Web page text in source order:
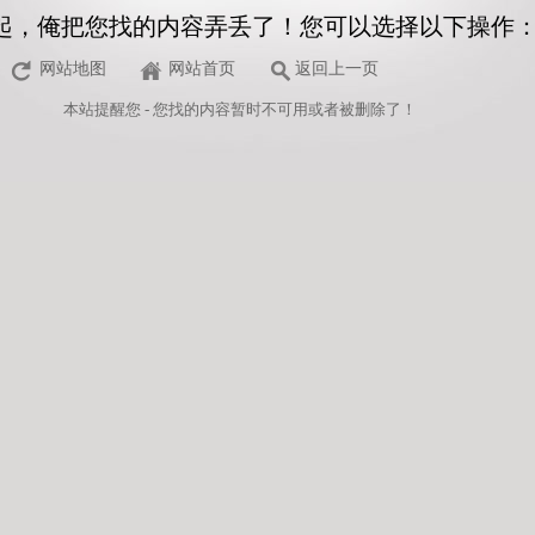
，俺把您找的内容弄丢了！您可以选择以下操作
网站地图 网站首页 返回上一页
本站提醒您 - 您找的内容暂时不可用或者被删除了！